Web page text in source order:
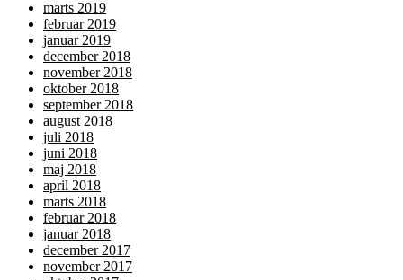
marts 2019
februar 2019
januar 2019
december 2018
november 2018
oktober 2018
september 2018
august 2018
juli 2018
juni 2018
maj 2018
april 2018
marts 2018
februar 2018
januar 2018
december 2017
november 2017